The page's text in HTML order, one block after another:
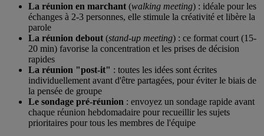
La réunion en marchant (walking meeting) : idéale pour les
échanges à 2-3 personnes, elle stimule la créativité et libère la
parole
La réunion debout (stand-up meeting) : ce format court (15-
20 min) favorise la concentration et les prises de décision
rapides
La réunion "post-it" : toutes les idées sont écrites
individuellement avant d'être partagées, pour éviter le biais de
la pensée de groupe
Le sondage pré-réunion : envoyez un sondage rapide avant
chaque réunion hebdomadaire pour recueillir les sujets
prioritaires pour tous les membres de l'équipe